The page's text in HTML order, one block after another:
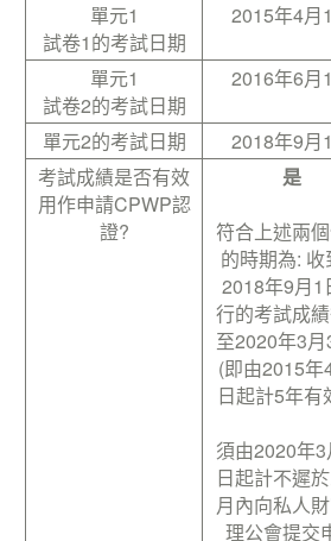
單元1
試卷1的考試日期
2015年4月
單元1
試卷2的考試日期
2016年6月
單元2的考試日期 2018年9月
考試成績是否有效
用作申請CPWP認
證?
是
符合上述兩
的時期為: 收
2018年9月1
行的考試成績
至2020年3月
(即由2015年
日起計5年有
須由2020年3
日起計不遲
月內向私人
理公會提交